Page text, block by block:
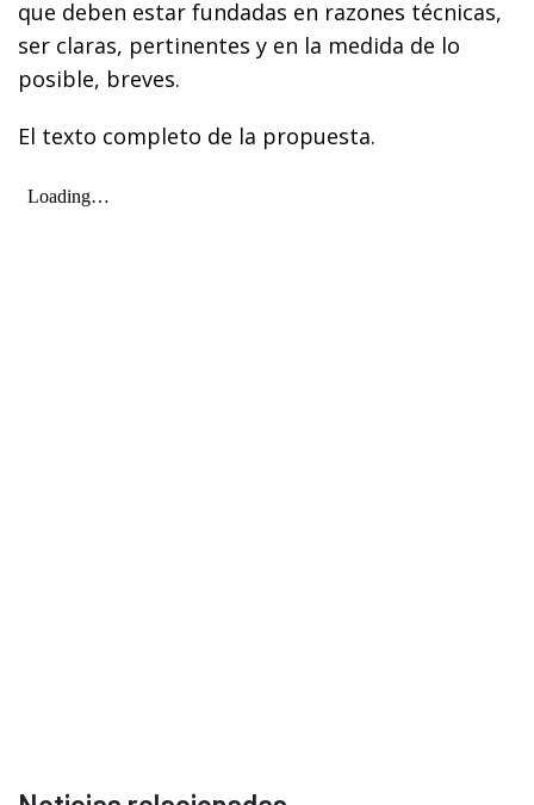
que deben estar fundadas en razones técnicas,
ser claras, pertinentes y en la medida de lo
posible, breves.
El texto completo de la propuesta.